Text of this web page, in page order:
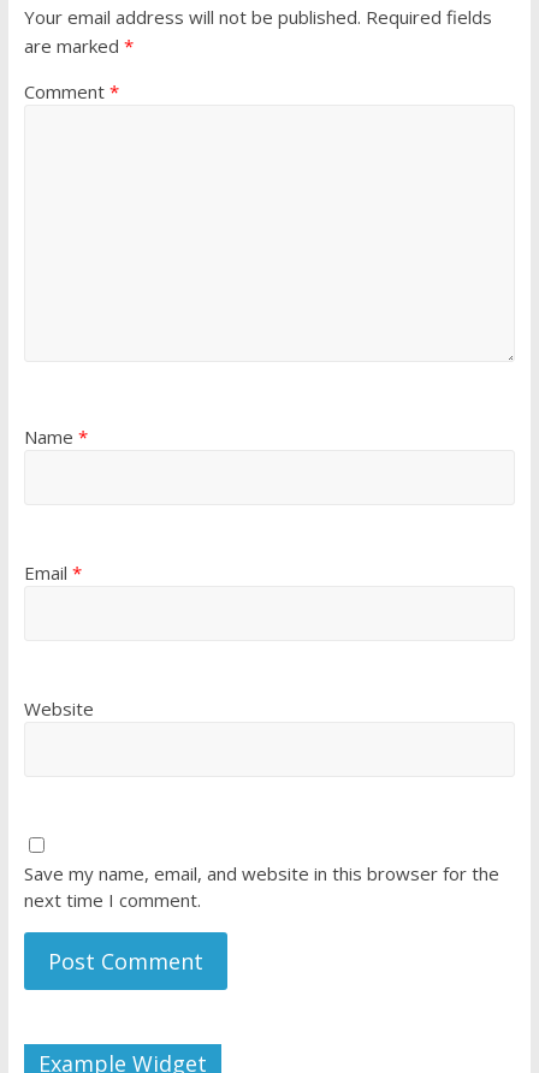
Your email address will not be published. Required fields
are marked *
Comment *
Name *
Email *
Website
Save my name, email, and website in this browser for the
next time I comment.
Example Widget